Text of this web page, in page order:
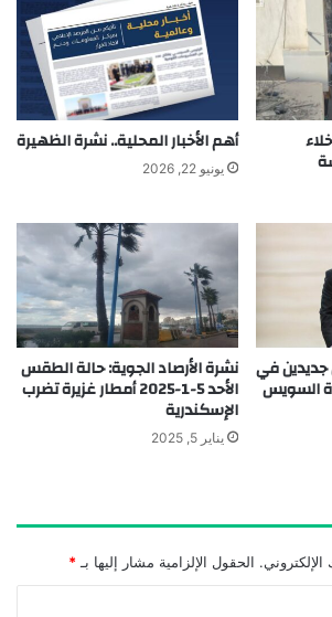
أهم الأخبار المحلية.. نشرة الظهيرة
يونيو 22, 2026
في
السويس
نشرة الأرصاد الجوية: حالة الطقس
الأحد 5-1-2025 أمطار غزيرة تضرب
الإسكندرية
يناير 5, 2025
الحقول الإلزامية مشار إليها بـ *